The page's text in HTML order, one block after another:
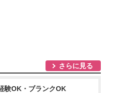
さらに見る
験OK・ブランクOK